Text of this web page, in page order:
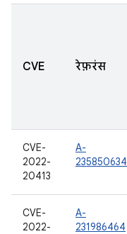
CVE रेफ़रंस
CVE-
2022-
20413
A-
235850634
CVE-
2022-
A-
231986464